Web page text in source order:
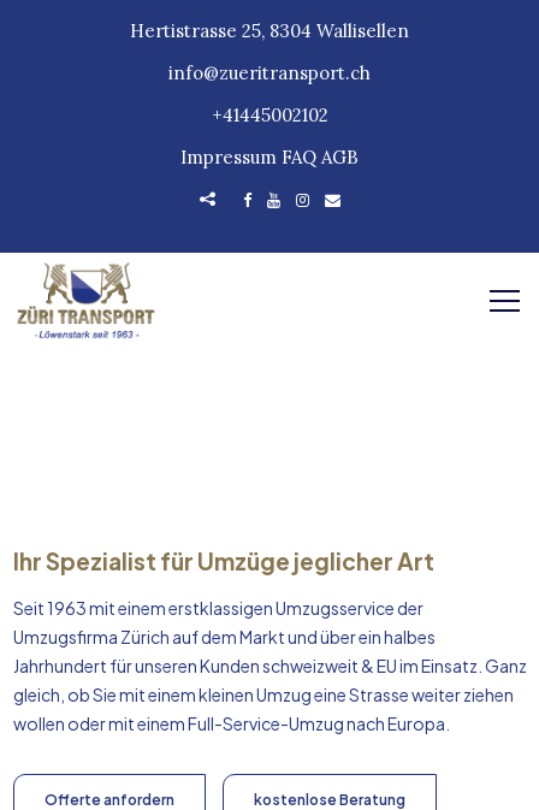
Hertistrasse 25, 8304 Wallisellen
info@zueritransport.ch
+41445002102
Impressum FAQ AGB
Ihr Spezialist für Umzüge jeglicher Art
Seit 1963 mit einem erstklassigen Umzugsservice der
Umzugsfirma Zürich auf dem Markt und über ein halbes
Jahrhundert für unseren Kunden schweizweit & EU im Einsatz. Ganz
gleich, ob Sie mit einem kleinen Umzug eine Strasse weiter ziehen
wollen oder mit einem Full-Service-Umzug nachEuropa
Offerte anfordern kostenlose Beratung